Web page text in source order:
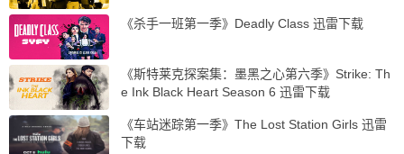
《杀手一班第一季》Deadly Class 迅雷下载
《斯特莱克探案集：墨黑之心第六季》Strike: Th
e Ink Black Heart Season 6 迅雷下载
《车站迷踪第一季》The Lost Station Girls 迅雷
下载